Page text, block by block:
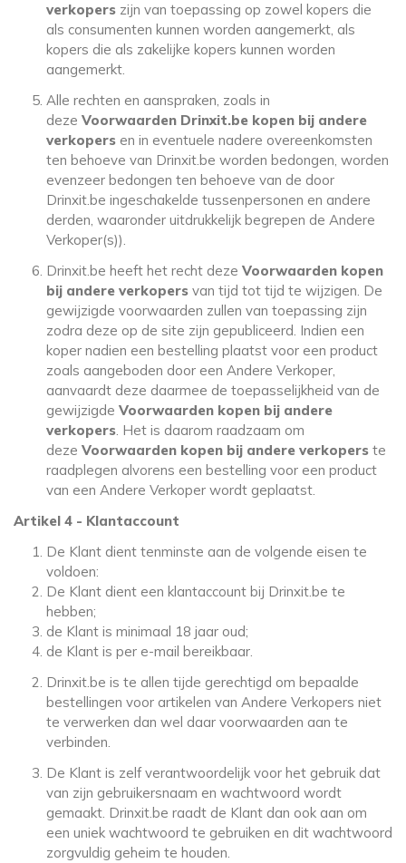
verkopers zijn van toepassing op zowel kopers die
als consumenten kunnen worden aangemerkt, als
kopers die als zakelijke kopers kunnen worden
aangemerkt.
Alle rechten en aanspraken, zoals in
deze Voorwaarden Drinxit.be kopen bij andere
verkopers en in eventuele nadere overeenkomsten
ten behoeve van Drinxit.be worden bedongen, worden
evenzeer bedongen ten behoeve van de door
Drinxit.be ingeschakelde tussenpersonen en andere
derden, waaronder uitdrukkelijk begrepen de Andere
Verkoper(s)).
Drinxit.be heeft het recht deze Voorwaarden kopen
bij andere verkopers van tijd tot tijd te wijzigen. De
gewijzigde voorwaarden zullen van toepassing zijn
zodra deze op de site zijn gepubliceerd. Indien een
koper nadien een bestelling plaatst voor een product
zoals aangeboden door een Andere Verkoper,
aanvaardt deze daarmee de toepasselijkheid van de
gewijzigde Voorwaarden kopen bij andere
verkopers. Het is daarom raadzaam om
deze Voorwaarden kopen bij andere verkopers te
raadplegen alvorens een bestelling voor een product
van een Andere Verkoper wordt geplaatst.
Artikel 4 - Klantaccount
De Klant dient tenminste aan de volgende eisen te
voldoen:
De Klant dient een klantaccount bij Drinxit.be te
hebben;
de Klant is minimaal 18 jaar oud;
de Klant is per e-mail bereikbaar.
Drinxit.be is te allen tijde gerechtigd om bepaalde
bestellingen voor artikelen van Andere Verkopers niet
te verwerken dan wel daar voorwaarden aan te
verbinden.
De Klant is zelf verantwoordelijk voor het gebruik dat
van zijn gebruikersnaam en wachtwoord wordt
gemaakt. Drinxit.be raadt de Klant dan ook aan om
een uniek wachtwoord te gebruiken en dit wachtwoord
zorgvuldig geheim te houden.